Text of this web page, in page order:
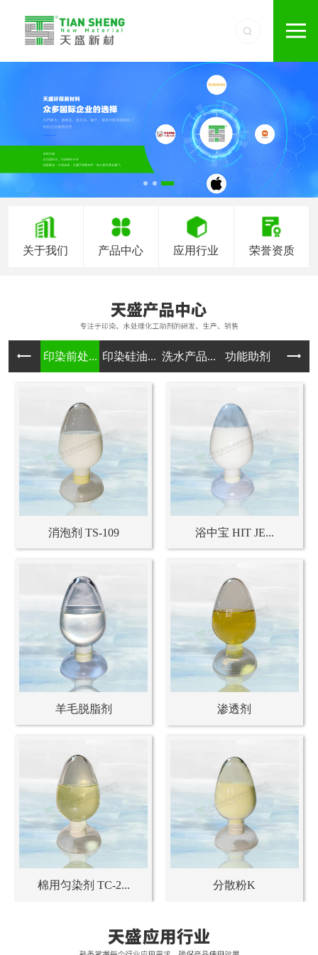
关于我们 产品中心 应用行业 荣誉资质
印染前处... 印染硅油... 洗水产品... 功能助剂 染料
消泡剂 TS-109 浴中宝 HIT JE...
羊毛脱脂剂 渗透剂
棉用匀染剂 TC-2... 分散粉K